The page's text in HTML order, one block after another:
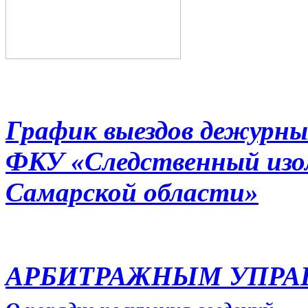
График выездов
ФКУ «Следственный
Самарской области»
АРБИТРАЖНЫМ